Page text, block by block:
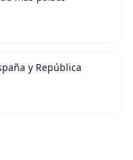
y República